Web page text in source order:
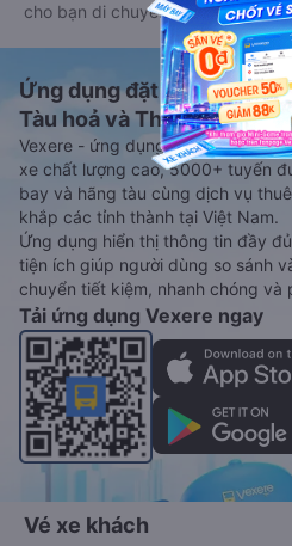
cho bạn di chuyển.
Ứng dụng đặt vé Xe
Tàu hoả và Thuê xe
Vexere - ứng dụng đặt vé đa
xe chất lượng cao, 5000+ tuyến
bay và hãng tàu cùng dịch vụ
khắp các tỉnh thành tại Việt Nam.
Ứng dụng hiển thị thông tin đầy
tiện ích giúp người dùng so sánh
chuyển tiết kiệm, nhanh chóng và
Tải ứng dụng Vexere ngay
Vé xe khách